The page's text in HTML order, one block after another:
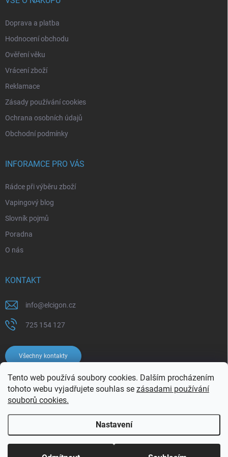
Tento web používá soubory cookies. Dalším procházením
tohoto webu vyjadřujete souhlas se zásadami používání
souborů cookies.
Nastavení
Doprava a platba
Hodnocení obchodu
Ověření věku
Vrácení zboží
Reklamace
Zásady používání cookies
Ochrana osobních údajů
Obchodní podmínky
INFORAMCE PRO VÁS
Rádce při výběru zboží
Vapingový blog
Slovník pojmů
Poradna
O nás
KONTAKT
info@elcigon.cz
725 154 127
Všechny kontakty
Copyright 2026Elcigon.cz. Všechna práva vyhrazena.Upravit nastavení
cookies